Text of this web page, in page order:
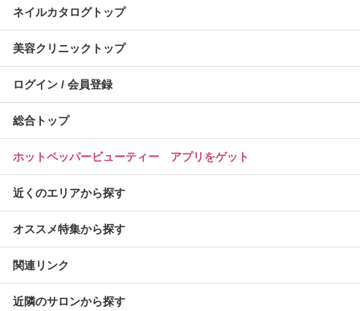
ネイルカタログトップ
美容クリニックトップ
ログイン / 会員登録
総合トップ
ホットペッパービューティー アプリをゲット
近くのエリアから探す
オススメ特集から探す
関連リンク
近隣のサロンから探す